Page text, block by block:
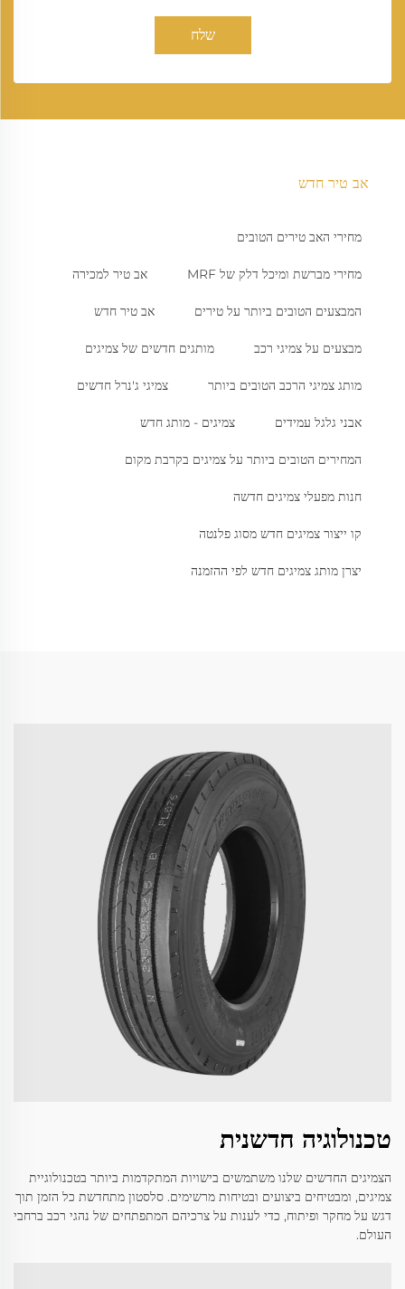
שלח
אב טיר חדש
מחירי האב טירים הטובים
מחירי מברשת ומיכל דלק של MRF אב טיר למכירה
המבצעים הטובים ביותר על טירים אב טיר חדש
מבצעים על צמיגי רכב מותגים חדשים של צמיגים
מותג צמיגי הרכב הטובים ביותר צמיגי ג'נרל חדשים
אבני גלגל עמידים צמיגים - מותג חדש
המחירים הטובים ביותר על צמיגים בקרבת מקום
חנות מפעלי צמיגים חדשה
קו ייצור צמיגים חדש מסוג פלנטה
יצרן מותג צמיגים חדש לפי ההזמנה
טכנולוגיה חדשנית
הצמיגים החדשים שלנו משתמשים בישויות המתקדמות ביותר בטכנולוגיית
צמיגים, ומבטיחים ביצועים ובטיחות מרשימים. סלסטון מתחדשת כל הזמן תוך
דגש על מחקר ופיתוח, כדי לענות על צרכיהם המתפתחים של נהגי רכב ברחבי
העולם.